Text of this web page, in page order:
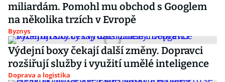
miliardám. Pomohl mu obchod s Googlem
na několika trzích v Evropě
Byznys
Výdejní boxy čekají další změny. Dopravci
rozšiřují služby i využití umělé inteligence
Doprava a logistika